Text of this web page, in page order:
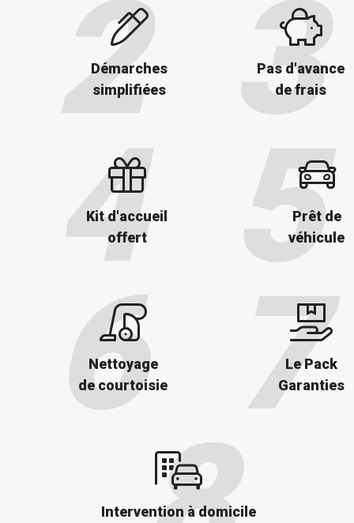
Démarches
simplifiées
Pas d'avance
de frais
Kit d'accueil
offert
Prêt de
véhicule
Nettoyage
de courtoisie
Le Pack
Garanties
Intervention à domicile